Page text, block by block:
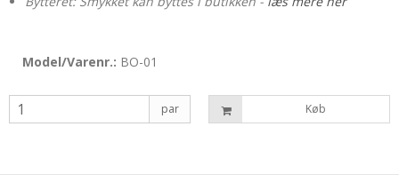
Model/Varenr.: BO-01
par Køb